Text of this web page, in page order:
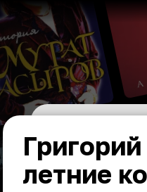
летние